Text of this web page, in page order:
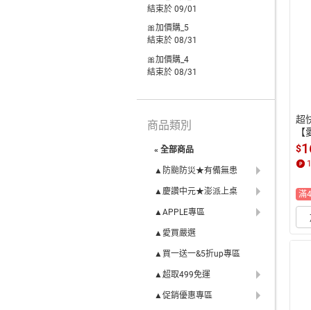
超
$
1
滿
結束於 09/01
🎀加價購_5
結束於 08/31
🎀加價購_4
結束於 08/31
商品類別
« 全部商品
▲防颱防災★有備無患
▲慶讚中元★澎派上桌
▲APPLE專區
▲愛買嚴選
▲買一送一&5折up專區
▲超取499免運
▲促銷優惠專區